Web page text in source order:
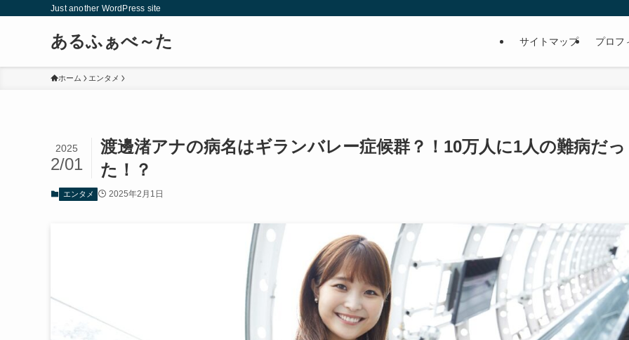
Just another WordPress site
あるふぁべ～た サイトマップ プロフ
ホーム エンタメ
渡邊渚アナの病名はギランバレー症候群？！10万人に1人の難病だっ
た！？
2025
2/01
エンタメ 2025年2月1日